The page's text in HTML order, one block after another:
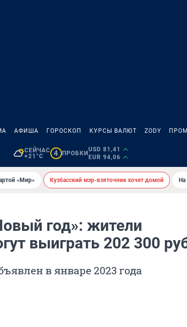
АФИША ГОРОСКОП КУРСЫ ВАЛЮТ ZODY
СЕЙЧАС
+21°C
4 ПРОБКИ
USD 81,41
EUR 94,06
«Мир» Кузбасский мэр-взяточник хочет домой
год»: жители
выиграть 202 300
в январе 2023 года